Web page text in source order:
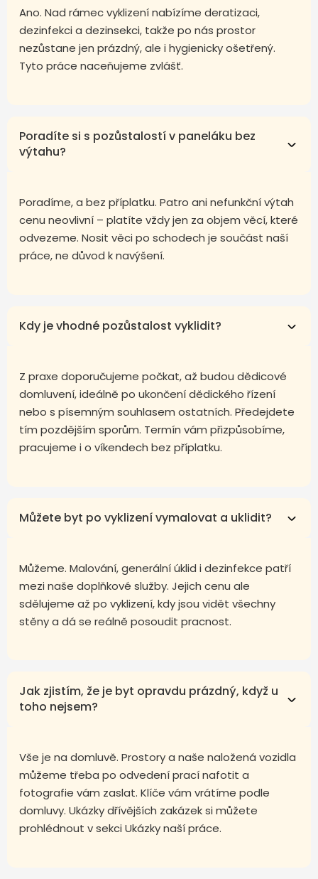
Ano. Nad rámec vyklizení nabízíme deratizaci,
dezinfekci a dezinsekci, takže po nás prostor
nezůstane jen prázdný, ale i hygienicky ošetřený.
Tyto práce naceňujeme zvlášť.
Poradíte si s pozůstalostí v paneláku bez
výtahu?
Poradíme, a bez příplatku. Patro ani nefunkční výtah
cenu neovlivní – platíte vždy jen za objem věcí, které
odvezeme. Nosit věci po schodech je součást naší
práce, ne důvod k navýšení.
Kdy je vhodné pozůstalost vyklidit?
Z praxe doporučujeme počkat, až budou dědicové
domluvení, ideálně po ukončení dědického řízení
nebo s písemným souhlasem ostatních. Předejdete
tím pozdějším sporům. Termín vám přizpůsobíme,
pracujeme i o víkendech bez příplatku.
Můžete byt po vyklizení vymalovat a uklidit?
Můžeme. Malování, generální úklid i dezinfekce patří
mezi naše doplňkové služby. Jejich cenu ale
sdělujeme až po vyklizení, kdy jsou vidět všechny
stěny a dá se reálně posoudit pracnost.
Jak zjistím, že je byt opravdu prázdný, když u
toho nejsem?
Vše je na domluvě. Prostory a naše naložená vozidla
můžeme třeba po odvedení prací nafotit a
fotografie vám zaslat. Klíče vám vrátíme podle
domluvy. Ukázky dřívějších zakázek si můžete
prohlédnout v sekci Ukázky naší práce.